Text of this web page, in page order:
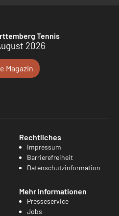
Tennis
2026
Magazin
Rechtliches
Impressum
Barrierefreiheit
Datenschutzinformation
Mehr Informationen
Presseservice
Jobs